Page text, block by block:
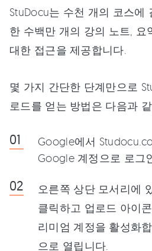
StuDocu는 수천 개의 코스에
한 수백만 개의 강의 노트, 요
대한 접근을 제공합니다.
몇 가지 간단한 단계만으로
로드를 얻는 방법은 다음과
Google에서
Google 계정으로 로그
오른쪽 상단 모서리에
클릭하고 업로드 아이
리미엄 계정을 활성화
으로 열립니다.